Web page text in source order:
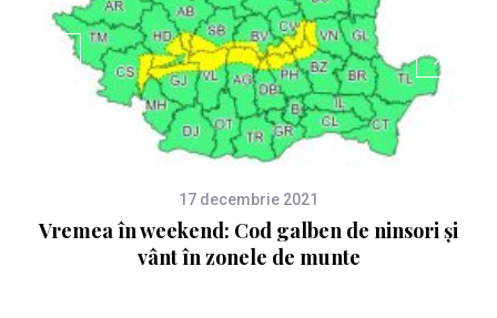
17 decembrie 2021
Vremea în weekend: Cod galben de ninsori și
vânt în zonele de munte